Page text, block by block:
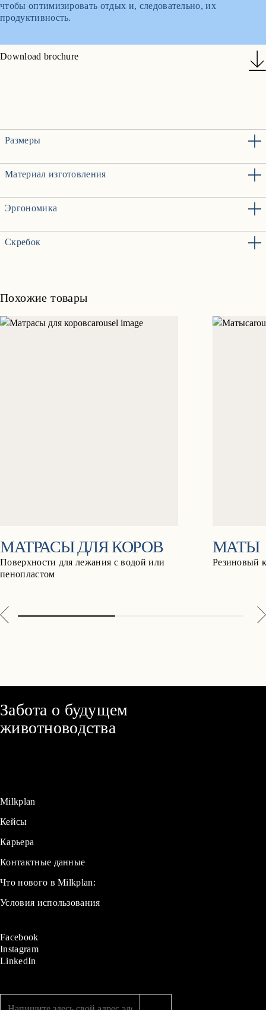
чтобы оптимизировать отдых и, следовательно, их
продуктивность.
Download brochure
Размеры
Материал изготовления
Эргономика
Скребок
Похожие товары
МАТРАСЫ ДЛЯ КОРОВ
Поверхности для лежания с водой или
пенопластом
МАТЫ
Pезиновый
Забота о будущем
животноводства
Facebook
Instagram
LinkedIn
Milkplan
Кейсы
Карьера
Контактные данные
Что нового в Milkplan:
Условия использования